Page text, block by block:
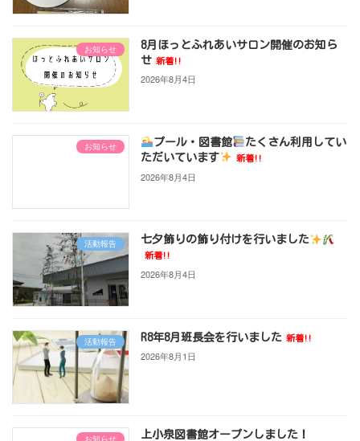
お知らせ
8月ほっとふれあいサロン開催のお知ら
せ 新着!!
2026年8月4日
お知らせ プール・図書館
たくさん利用してい
ただいています
新着!!
2026年8月4日
活動報告 七夕飾りの飾り付けを行いました
新着!!
2026年8月4日
活動報告 R8年8月班長会を行いました 新着!!
2026年8月1日
お知らせ 上小泉図書館オープンしました！